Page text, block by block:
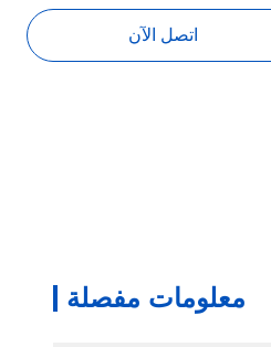
اتصل الآن
معلومات مفصلة